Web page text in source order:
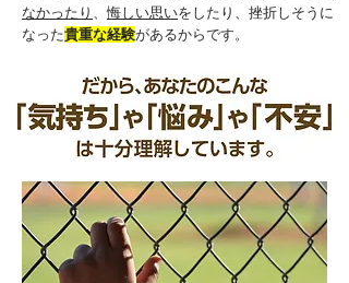
なかったり 、 悔しい思いをしたり、挫折しそうに
なった貴重な経験があるからです。